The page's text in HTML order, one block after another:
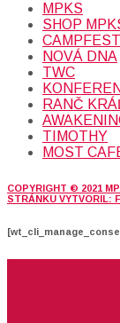
MPKS
SHOP
CAMPFEST
NOVÁ DNA
TWC
RANČ
TIMOTHY
MOST
COPYRIGHT © 2021
STRÁNKU VYTVORIL: